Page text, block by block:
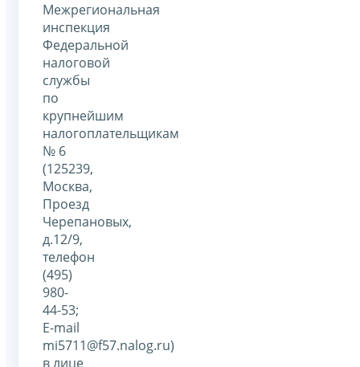
Межрегиональная
инспекция
Федеральной
налоговой
службы
по
крупнейшим
налогоплательщикам
№ 6
(125239,
Москва,
Проезд
Черепановых,
д.12/9,
телефон
(495)
980-
44-53;
E-mail
mi5711@f57.nalog.ru)
в лице